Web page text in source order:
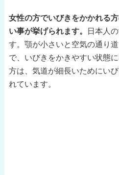
女性の方でいびきをかかれる
い事が挙げられます。
日本人
す。顎が小さいと空気の通り
で、いびきをかきやすい状態
方は、気道が細長いためにい
れています。